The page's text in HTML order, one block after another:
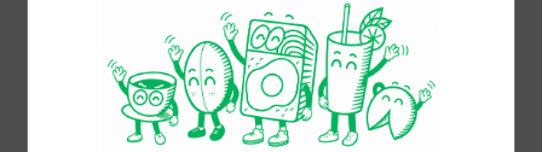
선까지 급락했고, 외국인 투자자들은 약 5조1,000억 원 규모의 대규모
매도세를 쏟아내며 투자자들의 한숨을 자아냈다. 그러나 같은 날 방산주
는 정반대로 움직였다. 대표적 방산주 LIG넥스원 주식은 27.11% 상승
한 64만7,000원으로 역대 최고가를 경신했고, 한화에어로스페이스의
주식은 24.85% 오른 149만2000원으로 신고가를 기록했다. 한화시
스템 주식도 29.40% 급등하며 역대 최고가에 도달했다. 다음날에도 방
산주의 강세는 이어졌다. 아랍에미리트(이하 UAE)에 배치된 국산 방공